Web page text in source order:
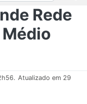
Rede
Atualizado em 29